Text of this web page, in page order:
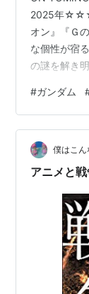
2025年
オン』『Ｇ
な個性が宿
の謎を解き
んの「アニ
列してその
事の見方、
見るとこう
いうのを決
#ガンダム
僕はこ
アニメと